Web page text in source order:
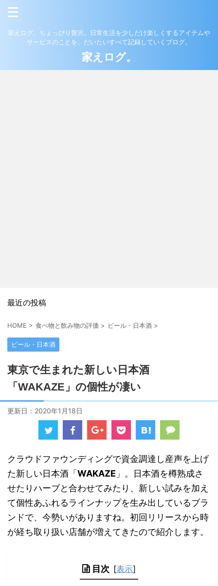
家えログ。ちょっぴり贅沢。日常生活を少しだけ楽しくするアイテムや
サービスのことを、だいたいすべて記録していくブログ。
家えログ。
最近の投稿
HOME > 食べ物と飲み物の評価 > ビール・日本酒 >
ビール・日本酒
東京で生まれた新しい日本酒
「WAKAZE」の個性が凄い
更新日： 2020年1月18日
クラウドファウンディングで資金調達し産声を上げ
た新しい日本酒「 WAKAZE 」。日本酒を樽熟成さ
せたりハーブと合わせてみたり、新しい試みを加え
て個性あふれるラインナップを生み出しているブラ
ンドで、今勢いがありますね。初回リリースから時
が経ち取り扱い店舗が増えてきたので紹介します。
目次 [表示]